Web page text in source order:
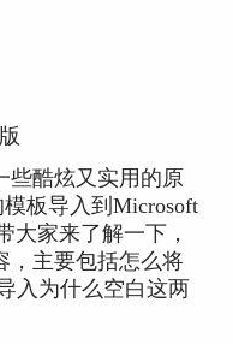
些酷炫又实用的原
板导入到Microsoft
大家来了解一下，
，主要包括怎么将
入为什么空白这两